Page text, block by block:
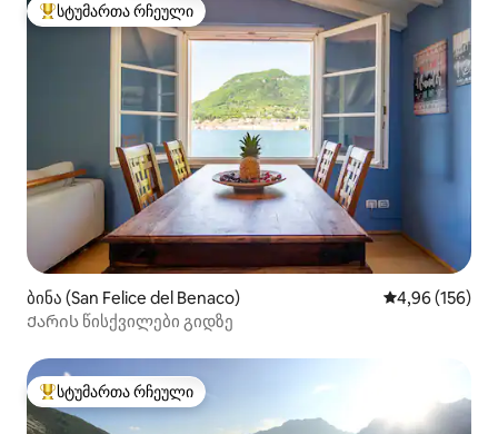
სტუმართა რჩეული მოწინავე ვარიანტი
სტუმართა რჩეული
ბინა (San Felice del Benaco) საშუალო
4,96 (156)
Ქარის წისქვილები გიდზე
სტუმართა რჩეული მოწინავე ვარიანტი
სტუმართა რჩეული